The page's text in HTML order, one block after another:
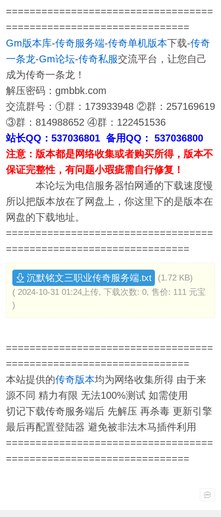
===================================
===============================
Gm版本库-传奇服务端-传奇单机版本下载-传奇
一条龙-Gm论坛-传奇私服交流平台，让您自己
成为传奇一条龙！
解压密码：gmbbk.com
交流群号：①群：173933948 ②群：257169619
③群：814988652 ④群：122451536
站长QQ：537036801 备用QQ： 537036800
注意：版本都是网络收集或者购买所得，版本不
保证完整性，有问题小瑕疵需自行修复！
本论坛为电信服务器怕网通的下载速度慢
所以把版本放在了网盘上，你这里下的是版本在
网盘的下载地址。
===================================
===============================
沉默铭文三职业传奇服务端.txt
(1.72 KB)
( 2024-10-31 01:24上传, 下载次数: 0, 售价: 111 元宝
)
===================================
===============================
本站提供的传奇版本均为网络收集所得 由于来
源不同 精力有限 无法100%测试 如需使用
切记下载传奇服务端后 先解压 再杀毒 更新引擎
最后再配置登陆器 避免被非法木马插件利用
===================================
===============================